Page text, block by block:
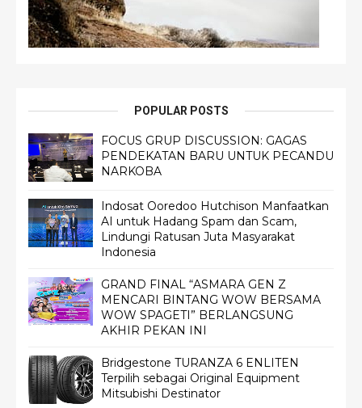
POPULAR POSTS
FOCUS GRUP DISCUSSION: GAGAS
PENDEKATAN BARU UNTUK PECANDU
NARKOBA
Indosat Ooredoo Hutchison Manfaatkan
AI untuk Hadang Spam dan Scam,
Lindungi Ratusan Juta Masyarakat
Indonesia
GRAND FINAL “ASMARA GEN Z
MENCARI BINTANG WOW BERSAMA
WOW SPAGETI” BERLANGSUNG
AKHIR PEKAN INI
Bridgestone TURANZA 6 ENLITEN
Terpilih sebagai Original Equipment
Mitsubishi Destinator